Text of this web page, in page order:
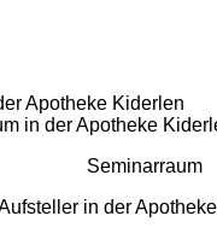
Seminarraum